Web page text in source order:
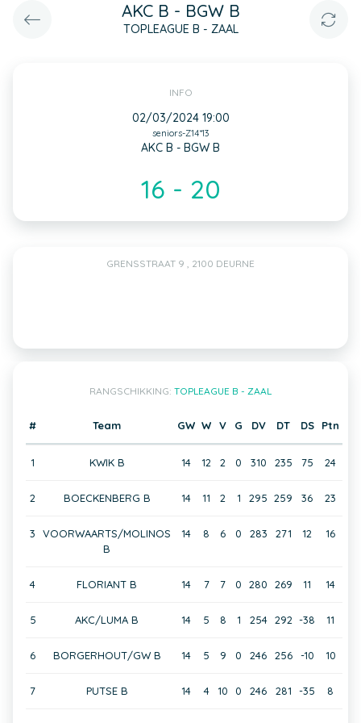
AKC B - BGW B
TOPLEAGUE B - ZAAL
INFO
02/03/2024 19:00
seniors-Z14*13
AKC B - BGW B
16 - 20
GRENSSTRAAT 9 , 2100 DEURNE
RANGSCHIKKING: TOPLEAGUE B - ZAAL
# Team GW W V G DV DT DS Ptn
1 KWIK B 14 12 2 0 310 235 75 24
2 BOECKENBERG B 14 11 2 1 295 259 36 23
3
VOORWAARTS/MOLINOS
B
14 8 6 0 283 271 12 16
4 FLORIANT B 14 7 7 0 280 269 11 14
5 AKC/LUMA B 14 5 8 1 254 292 -38 11
6 BORGERHOUT/GW B 14 5 9 0 246 256 -10 10
7 PUTSE B 14 4 10 0 246 281 -35 8